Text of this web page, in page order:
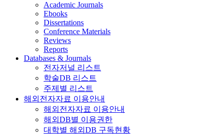
Academic Journals
Ebooks
Dissertations
Conference Materials
Reviews
Reports
Databases & Journals
전자저널 리스트
학술DB 리스트
주제별 리스트
해외전자자료 이용안내
해외전자자료 이용안내
해외DB별 이용권한
대학별 해외DB 구독현황